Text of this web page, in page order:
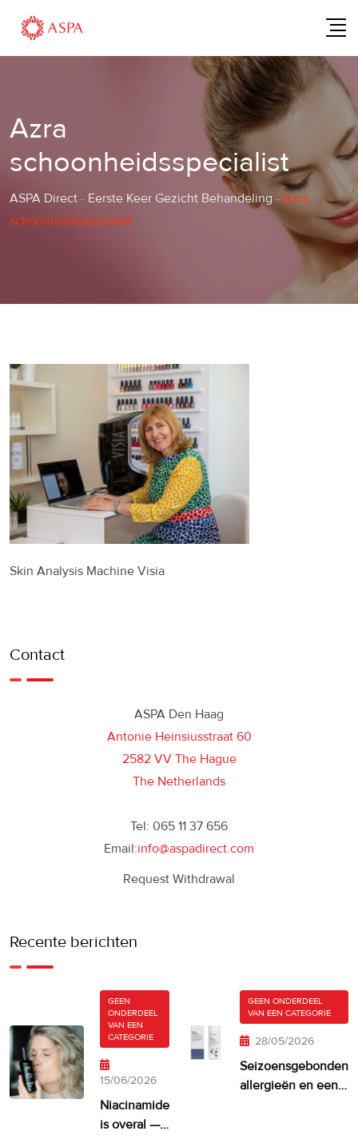
content
Azra
schoonheidsspecialist
ASPA Direct - Eerste Keer Gezicht Behandeling - Azra
schoonheidsspecialist
Skin Analysis Machine Visia
Contact
ASPA Den Haag
Antonie Heinsiusstraat 60
2582 VV The Hague
The Netherlands
Tel: 065 11 37 656
Email:info@aspadirect.com
Request Withdrawal
Recente berichten
GEEN
ONDERDEEL
VAN EEN
CATEGORIE
15/06/2026
Niacinamide
is overal —
GEEN ONDERDEEL
VAN EEN CATEGORIE
28/05/2026
Seizoensgebonden
allergieën en een